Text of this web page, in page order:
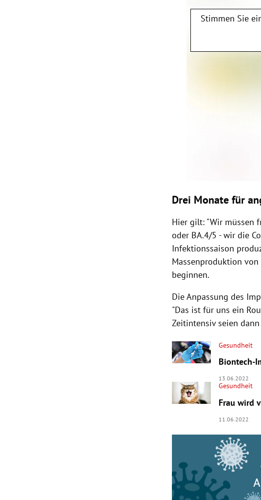
Stimmen Sie
Drei Monate für
Hier gilt: "Wir müssen
oder BA.4/5 - wir die
Infektionssaison
Massenproduktion
beginnen.
Die Anpassung des
"Das ist für uns ein
Zeitintensiv seien
Gesundheit
Biontech-
13.06.2022
Gesundheit
Frau wird
11.06.2022